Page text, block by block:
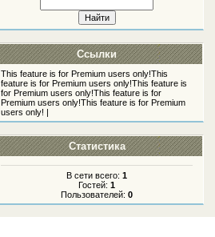
Ссылки
This feature is for Premium users only!This
feature is for Premium users only!This feature is
for Premium users only!This feature is for
Premium users only!This feature is for Premium
users only! |
Статистика
В сети всего:1
Гостей:1
Пользователей:0